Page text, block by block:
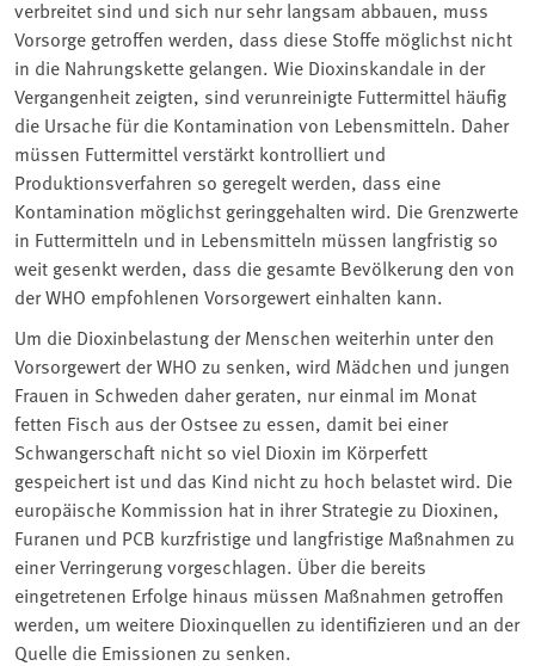
verbreitet sind und sich nur sehr langsam abbauen, muss
Vorsorge getroffen werden, dass diese Stoffe möglichst nicht
in die Nahrungskette gelangen. Wie Dioxinskandale in der
Vergangenheit zeigten, sind verunreinigte Futtermittel häufig
die Ursache für die Kontamination von Lebensmitteln. Daher
müssen Futtermittel verstärkt kontrolliert und
Produktionsverfahren so geregelt werden, dass eine
Kontamination möglichst geringgehalten wird. Die Grenzwerte
in Futtermitteln und in Lebensmitteln müssen langfristig so
weit gesenkt werden, dass die gesamte Bevölkerung den von
der WHO empfohlenen Vorsorgewert einhalten kann.
Um die Dioxinbelastung der Menschen weiterhin unter den
Vorsorgewert der WHO zu senken, wird Mädchen und jungen
Frauen in Schweden daher geraten, nur einmal im Monat
fetten Fisch aus der Ostsee zu essen, damit bei einer
Schwangerschaft nicht so viel Dioxin im Körperfett
gespeichert ist und das Kind nicht zu hoch belastet wird. Die
europäische Kommission hat in ihrer Strategie zu Dioxinen,
Furanen und PCB kurzfristige und langfristige Maßnahmen zu
einer Verringerung vorgeschlagen. Über die bereits
eingetretenen Erfolge hinaus müssen Maßnahmen getroffen
werden, um weitere Dioxinquellen zu identifizieren und an der
Quelle die Emissionen zu senken.